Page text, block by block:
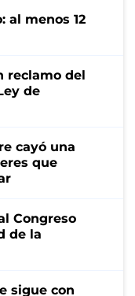
al menos 12
reclamo del
de
cayó una
que
Congreso
de la
sigue con